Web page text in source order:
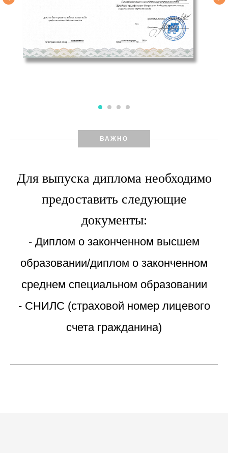
ВАЖНО
Для выпуска диплома необходимо
предоставить следующие
документы:
- Диплом о законченном высшем
образовании/диплом о законченном
среднем специальном образовании
- СНИЛС (страховой номер лицевого
счета гражданина)